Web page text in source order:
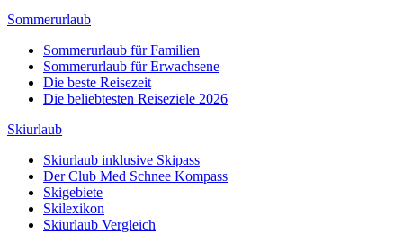
Sommerurlaub
Sommerurlaub für Familien
Sommerurlaub für Erwachsene
Die beste Reisezeit
Die beliebtesten Reiseziele 2026
Skiurlaub
Skiurlaub inklusive Skipass
Der Club Med Schnee Kompass
Skigebiete
Skilexikon
Skiurlaub Vergleich